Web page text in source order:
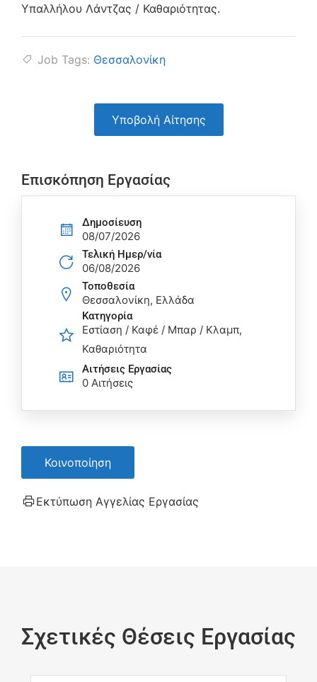
Υπαλλήλου Λάντζας / Καθαριότητας.
Job Tags: Θεσσαλονίκη
Υποβολή Αίτησης
Επισκόπηση Εργασίας
Δημοσίευση
08/07/2026
Τελική Ημερ/νία
06/08/2026
Τοποθεσία
Θεσσαλονίκη, Ελλάδα
Κατηγορία
Εστίαση / Καφέ / Μπαρ / Κλαμπ
Καθαριότητα
Αιτήσεις Eργασίας
0 Αιτήσεις
Κοινοποίηση
Εκτύπωση Αγγελίας Εργασίας
Σχετικές Θέσεις Εργασίας